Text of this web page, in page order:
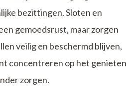
bezittingen. Sloten en
gemoedsrust, maar zorgen
veilig en beschermd blijven,
concentreren op het genieten
zorgen.